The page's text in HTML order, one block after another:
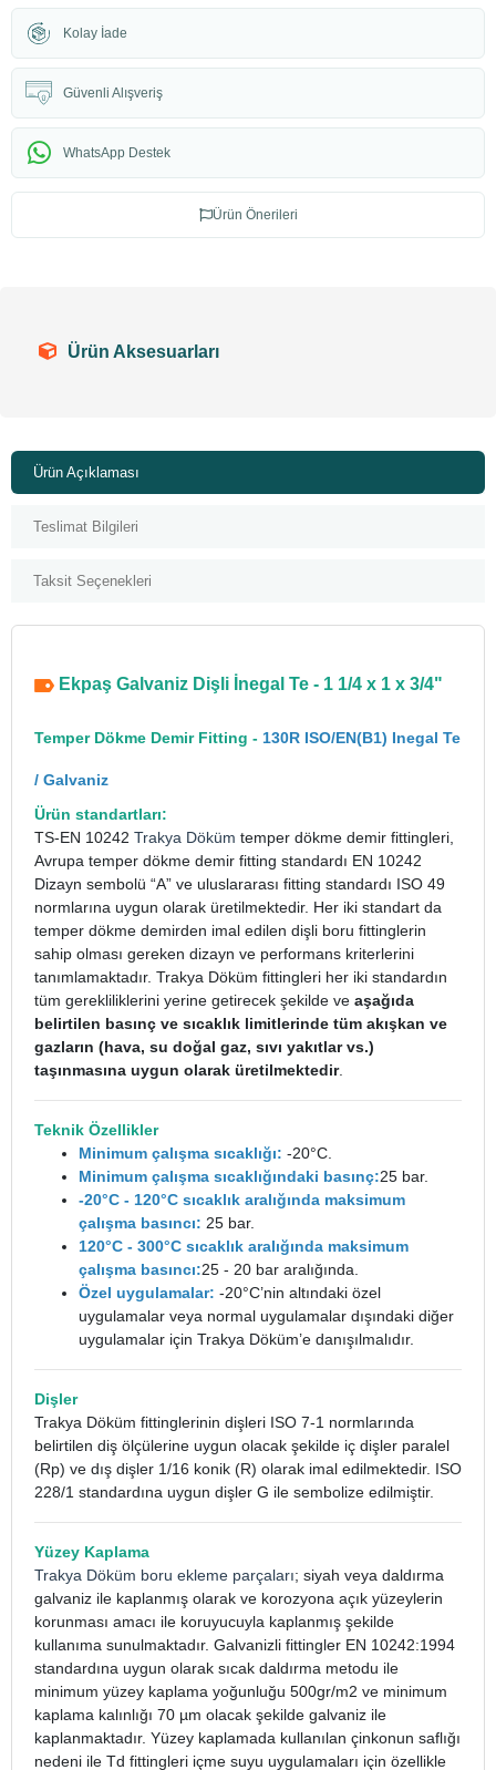
Kolay İade
Güvenli Alışveriş
WhatsApp Destek
Ürün Önerileri
Ürün Aksesuarları
Ürün Açıklaması
Teslimat Bilgileri
Taksit Seçenekleri
Ekpaş Galvaniz Dişli İnegal Te - 1 1/4 x 1 x 3/4"
Temper Dökme Demir Fitting - 130R ISO/EN(B1) Inegal Te
/ Galvaniz
Ürün standartları:
TS-EN 10242 Trakya Döküm temper dökme demir fittingleri,
Avrupa temper dökme demir fitting standardı EN 10242
Dizayn sembolü “A” ve uluslararası fitting standardı ISO 49
normlarına uygun olarak üretilmektedir. Her iki standart da
temper dökme demirden imal edilen dişli boru fittinglerin
sahip olması gereken dizayn ve performans kriterlerini
tanımlamaktadır. Trakya Döküm fittingleri her iki standardın
tüm gerekliliklerini yerine getirecek şekilde ve aşağıda
belirtilen basınç ve sıcaklık limitlerinde tüm akışkan ve
gazların (hava, su doğal gaz, sıvı yakıtlar vs.)
taşınmasına uygun olarak üretilmektedir.
Teknik Özellikler
Minimum çalışma sıcaklığı: -20°C.
Minimum çalışma sıcaklığındaki basınç:25 bar.
-20°C - 120°C sıcaklık aralığında maksimum
çalışma basıncı: 25 bar.
120°C - 300°C sıcaklık aralığında maksimum
çalışma basıncı:25 - 20 bar aralığında.
Özel uygulamalar: -20°C’nin altındaki özel
uygulamalar veya normal uygulamalar dışındaki diğer
uygulamalar için Trakya Döküm’e danışılmalıdır.
Dişler
Trakya Döküm fittinglerinin dişleri ISO 7-1 normlarında
belirtilen diş ölçülerine uygun olacak şekilde iç dişler paralel
(Rp) ve dış dişler 1/16 konik (R) olarak imal edilmektedir. ISO
228/1 standardına uygun dişler G ile sembolize edilmiştir.
Yüzey Kaplama
Trakya Döküm boru ekleme parçaları; siyah veya daldırma
galvaniz ile kaplanmış olarak ve korozyona açık yüzeylerin
korunması amacı ile koruyucuyla kaplanmış şekilde
kullanıma sunulmaktadır. Galvanizli fittingler EN 10242:1994
standardına uygun olarak sıcak daldırma metodu ile
minimum yüzey kaplama yoğunluğu 500gr/m2 ve minimum
kaplama kalınlığı 70 µm olacak şekilde galvaniz ile
kaplanmaktadır. Yüzey kaplamada kullanılan çinkonun saflığı
nedeni ile Td fittingleri içme suyu uygulamaları için özellikle